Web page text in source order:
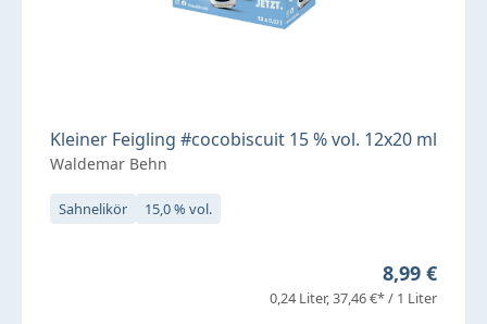
Kleiner Feigling #cocobiscuit 15 % vol. 12x20 ml
Waldemar Behn
Sahnelikör 15,0 % vol.
Regulärer
8,99 €
0,24 Liter 37,46 €* / 1 Liter